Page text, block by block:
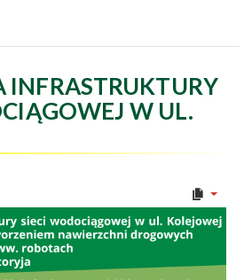
INFRASTRUKTURY
W UL.